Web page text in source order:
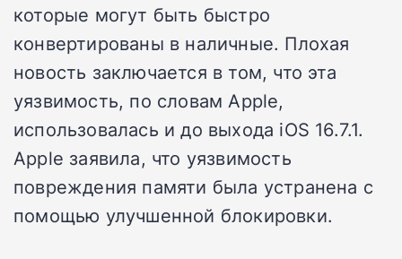
которые могут быть быстро
конвертированы в наличные. Плохая
новость заключается в том, что эта
уязвимость, по словам Apple,
использовалась и до выхода iOS 16.7.1.
Apple заявила, что уязвимость
повреждения памяти была устранена с
помощью улучшенной блокировки.